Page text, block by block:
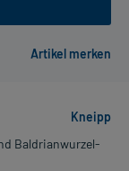
Kneipp
Baldrianwurzel-